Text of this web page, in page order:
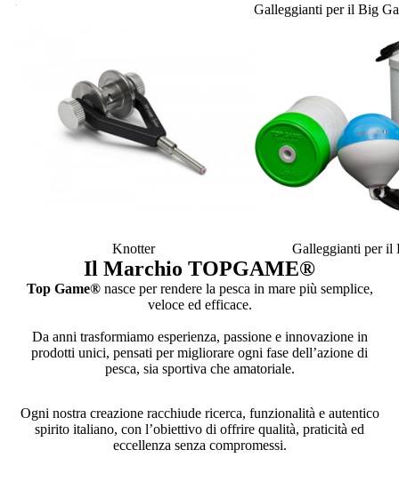
Knotter
Knotter
Galleggianti per il Big
Galleggianti per il
Il Marchio TOPGAME®
Top Game®nasce per rendere la pesca in mare più semplice,
veloce ed efficace.
Da anni trasformiamo esperienza, passione e innovazione in
prodotti unici, pensati per migliorare ogni fase dell’azione di
pesca, sia sportiva che amatoriale.
Ogni nostra creazione racchiude ricerca, funzionalità e autentico
spirito italiano, con l’obiettivo di offrire qualità, praticità ed
eccellenza senza compromessi.